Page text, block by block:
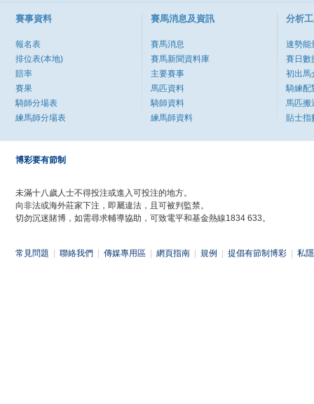
賽事資料
報名表
排位表(本地)
賠率
賽果
騎師分場表
練馬師分場表
賽馬消息及資訊
賽馬消息
賽馬新聞資料庫
主要賽事
馬匹資料
騎師資料
練馬師資料
分析
速勢能
賽日數
初出馬
騎練配
馬匹搬
貼士指
博彩要有節制
未滿十八歲人士不得投注或進入可投注的地方。
向非法或海外莊家下注，即屬違法，且可被判監禁。
切勿沉迷賭博，如需尋求輔導協助，可致電平和基金熱線1834 633。
常見問題 聯絡我們 傳媒專用區 網頁指南 規例 提倡有節制博彩 私